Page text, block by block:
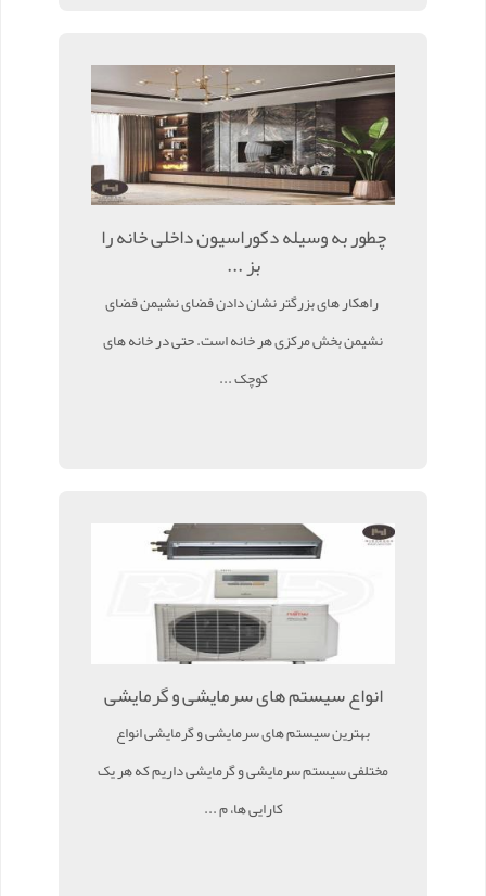
چطور به وسیله دکوراسیون داخلی خانه را
بز ...
راهکار های بزرگتر نشان دادن فضای نشیمن فضای
نشیمن بخش مرکزی هر خانه است. حتی در خانه های
کوچک ...
انواع سیستم های سرمایشی و گرمایشی
بهترین سیستم های سرمایشی و گرمایشی انواع
مختلفی سیستم سرمایشی و گرمایشی داریم که هر یک
کارایی ها، م ...